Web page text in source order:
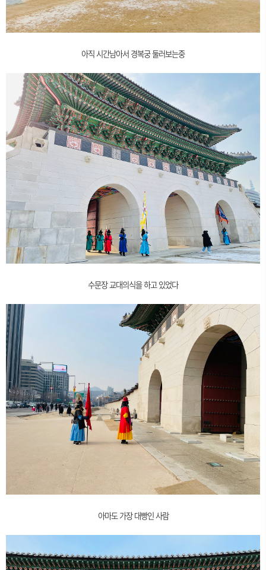
아직 시간남아서 경복궁 둘러보는중
수문장 교대의식을 하고 있었다
아마도 가장 대빵인 사람